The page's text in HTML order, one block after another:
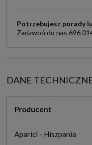
Potrzebujesz porady
Zadzwoń do nas 696
DANE
Producent
Aparici - Hiszpania